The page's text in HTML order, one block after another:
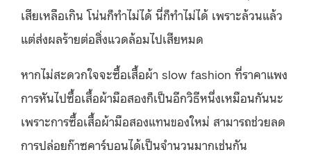
เสียเหลือเกิน โน่นก็ทำไม่ได้ นี่ก็ทำไม่ได้ เพราะล้วนแล้ว
แต่ส่งผลร้ายต่อสิ่งแวดล้อมไปเสียหมด
หากไม่สะดวกใจจะซื้อเสื้อผ้า slow fashion ที่ราคาแพง
การหันไปซื้อเสื้อผ้ามือสองก็เป็นอีกวิธีหนึ่งเหมือนกันนะ
เพราะการซื้อเสื้อผ้ามือสองแทนของใหม่ สามารถช่วยลด
การปล่อยก๊าซคาร์บอนได้เป็นจำนวนมากเช่นกัน